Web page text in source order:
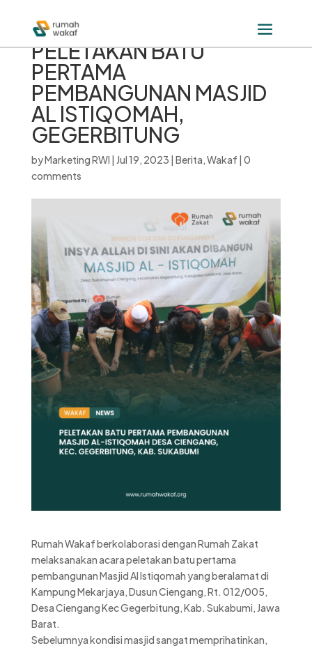
PELETAKAN BATU
PERTAMA
PEMBANGUNAN MASJID
AL ISTIQOMAH,
GEGERBITUNG
byMarketing RWI | Jul 19, 2023 | Berita,Wakaf | 0
comments
Rumah Wakaf berkolaborasi dengan Rumah Zakat
melaksanakan acara peletakan batu pertama
pembangunan Masjid Al Istiqomah yang beralamat di
Kampung Mekarjaya, Dusun Ciengang, Rt. 012/005,
Desa Ciengang Kec Gegerbitung, Kab. Sukabumi, Jawa
Barat.
Sebelumnya kondisi masjid sangat memprihatinkan,